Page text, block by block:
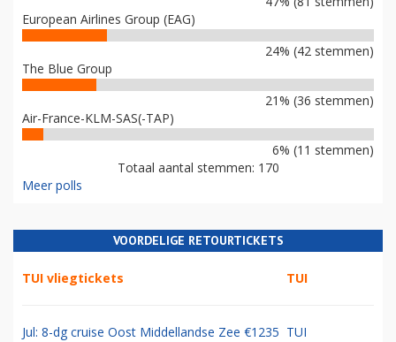
European Airlines Group (EAG)
24% (42 stemmen)
The Blue Group
21% (36 stemmen)
Air-France-KLM-SAS(-TAP)
6% (11 stemmen)
Totaal aantal stemmen: 170
Meer polls
VOORDELIGE RETOURTICKETS
TUI vliegtickets TUI
Jul: 8-dg cruise Oost Middellandse Zee €1235 TUI